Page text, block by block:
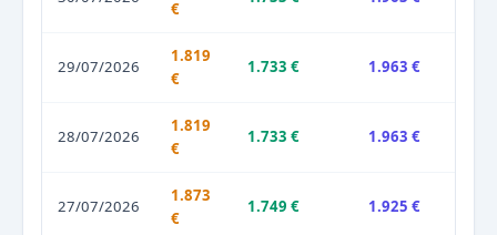
€
29/07/2026
1.819
€
1.733 € 1.963 €
28/07/2026
1.819
€
1.733 € 1.963 €
27/07/2026
1.873
€
1.749 € 1.925 €